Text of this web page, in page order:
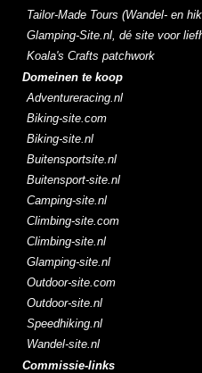
Tailor-Made Tours (Wandel- en
Glamping-Site.nl, dé site voor
Koala's Crafts patchwork
Domeinen te koop
Adventureracing.nl
Biking-site.com
Biking-site.nl
Buitensportsite.nl
Buitensport-site.nl
Camping-site.nl
Climbing-site.com
Climbing-site.nl
Glamping-site.nl
Outdoor-site.com
Outdoor-site.nl
Speedhiking.nl
Wandel-site.nl
Commissie-links